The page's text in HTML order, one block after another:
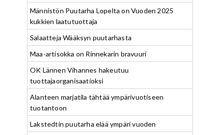
Männistön Puutarha Lopelta on Vuoden 2025
kukkien laatutuottaja
Salaatteja Wääksyn puutarhasta
Maa-artisokka on Rinnekarin bravuuri
OK Lännen Vihannes hakeutuu
tuottajaorganisaatioksi
Alanteen marjatila tähtää ympärivuotiseen
tuotantoon
Lakstedtin puutarha elää ympäri vuoden